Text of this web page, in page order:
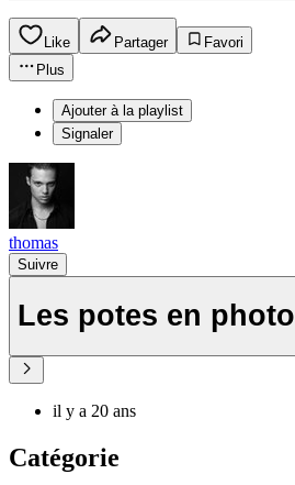
Like Partager
Favori
Plus
Ajouter à la playlist
Signaler
thomas
Suivre
Les potes en photo
il y a 20 ans
Catégorie